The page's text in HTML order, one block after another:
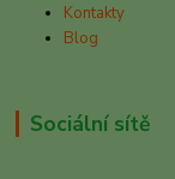
Kontakty
Blog
Sociální sítě